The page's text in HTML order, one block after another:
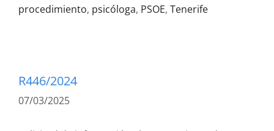
procedimiento, psicóloga, PSOE, Tenerife
R446/2024
07/03/2025